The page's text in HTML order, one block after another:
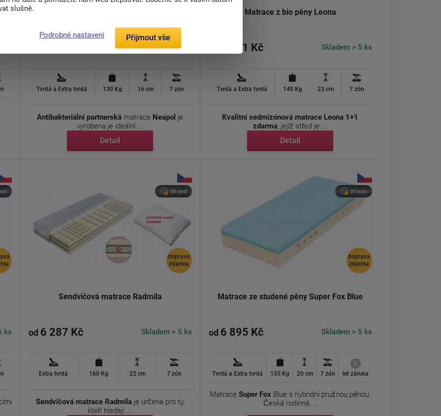
Skladem > 5 ks
Tvrdá a Extra tvrdá 130 Kg 16 cm 7 zón
Antibakteriální partnerská matrace Neapol je
vyrobena je ideální ...
Detail
Matrace z bio pěny Leona
9 431 Kč Skladem > 5 ks
Tvrdá a Extra tvrdá 140 Kg 23 cm 7 zón
Kvalitní sedmizónová matrace Leona 1+1
zdarma, jejíž střed je ...
Detail
ks
doprava
zdarma
30 nocí
Sendvičová matrace Radmila
od 6 287 Kč Skladem > 5 ks
Extra tvrdá 160 Kg 22 cm 7 zón
Sendvičová matrace Radmilaje určena pro ty,
kteří hledají ...
doprava
zdarma
30 nocí
Matrace ze studené pěny Super Fox Blue
od 6 895 Kč Skladem > 5 ks
Tvrdá a Extra tvrdá 135 Kg 20 cm 7 zón
6
let záruka
Matrace Super FoxBlue s hybridní pružnou pěnou.
Česká rodinná ...
slušně.
Podrobné nastavení Přijmout vše